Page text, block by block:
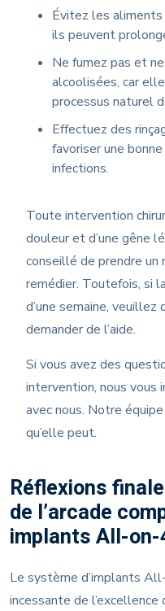
Évitez les
ils peuvent
Ne fumez pas et
alcoolisées, car
processus naturel
Effectuez des
favoriser une
infections.
Toute intervention
douleur et d’une gêne
conseillé de prendre un
remédier. Toutefois, si
d’une semaine,
demander de l’aide.
Si vous avez des
intervention, nous vous
avec nous. Notre
qu’elle peut.
Réflexions
de l’arcade
implants All-on-
Le système d’implants
incessante de